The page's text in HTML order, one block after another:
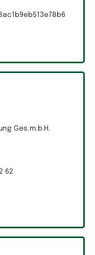
Ges.m.b.H.
62